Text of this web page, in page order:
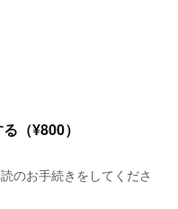
（¥800）
のお手続きをしてくださ